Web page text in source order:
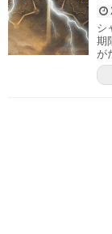
シ
期
が